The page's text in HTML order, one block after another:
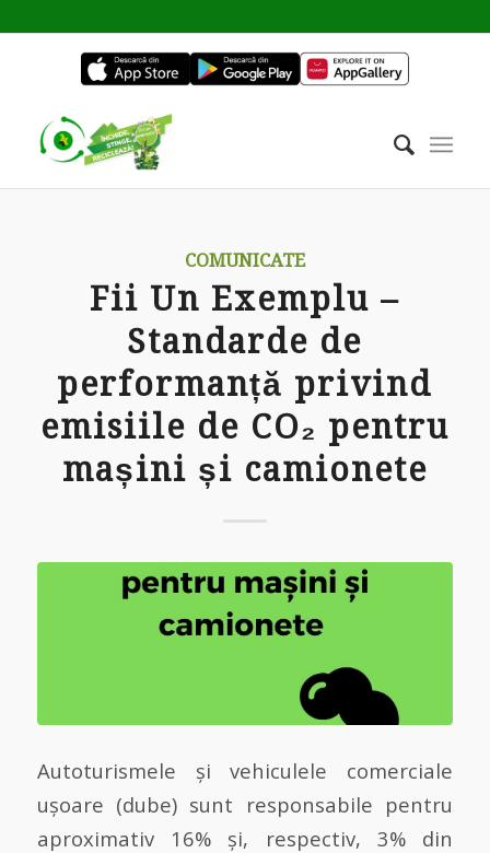
COMUNICATE
Fii Un Exemplu –
Standarde de
performanță privind
emisiile de CO₂ pentru
mașini și camionete
Autoturismele și vehiculele comerciale
ușoare (dube) sunt responsabile pentru
aproximativ 16% și, respectiv, 3% din